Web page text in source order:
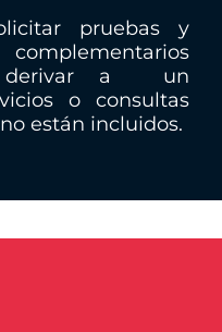
pruebas y
derivar a un
o consultas
están incluidos.